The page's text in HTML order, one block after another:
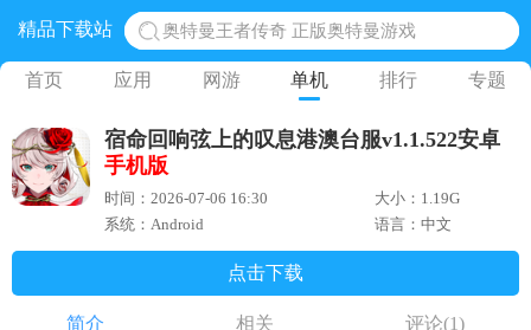
精品下载站
地铁跑酷体验服国际服 地铁跑酷体验服版本
网易光遇手游正版 点亮星空共庆周年
黎明觉醒生机腾讯正版 黎明觉醒生机国际服
蛋仔派对下载 蛋仔派对体验服
首页 应用 网游 单机 排行 专题
宿命回响弦上的叹息港澳台服v1.1.522安卓
手机版
时间：2026-07-06 16:30
大小：1.19G
系统：Android
语言：中文
点击下载
简介 相关 评论(1)